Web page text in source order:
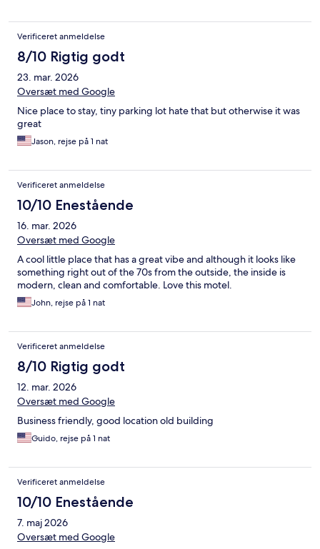
Verificeret anmeldelse
8/10 Rigtig godt
23. mar. 2026
Oversæt med Google
Nice place to stay, tiny parking lot hate that but otherwise it was
great
Jason, rejse på 1 nat
Verificeret anmeldelse
10/10 Enestående
16. mar. 2026
Oversæt med Google
A cool little place that has a great vibe and although it looks like
something right out of the 70s from the outside, the inside is
modern, clean and comfortable. Love this motel.
John, rejse på 1 nat
Verificeret anmeldelse
8/10 Rigtig godt
12. mar. 2026
Oversæt med Google
Business friendly, good location old building
Guido, rejse på 1 nat
Verificeret anmeldelse
10/10 Enestående
7. maj 2026
Oversæt med Google